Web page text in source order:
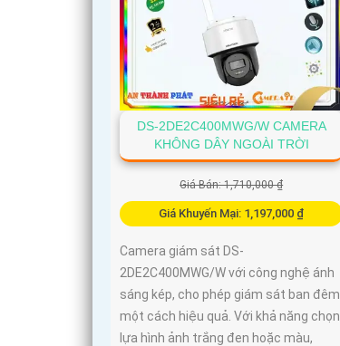
DS-2DE2C400MWG/W CAMERA
KHÔNG DÂY NGOÀI TRỜI
Giá Bán: 1,710,000 ₫
Giá Khuyến Mại: 1,197,000 ₫
Camera giám sát DS-
2DE2C400MWG/W với công nghệ ánh
sáng kép, cho phép giám sát ban đêm
một cách hiệu quả. Với khả năng chọn
lựa hình ảnh trắng đen hoặc màu,